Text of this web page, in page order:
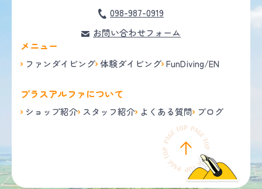
098-987-0919
お問い合わせフォーム
メニュー
ファンダイビング 体験ダイビング FunDiving/EN
プラスアルファについて
ショップ紹介 スタッフ紹介 よくある質問 ブログ